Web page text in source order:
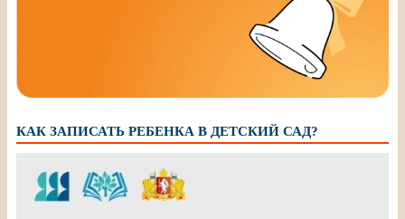
КАК ЗАПИСАТЬ РЕБЕНКА В ДЕТСКИЙ САД?